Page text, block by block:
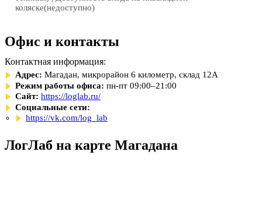
коляске(недоступно)
Офис и контакты
Контактная информация:
Адрес: Магадан, микрорайон 6 километр, склад 12А
Режим работы офиса: пн-пт 09:00–21:00
Сайт: https://loglab.ru/
Социальные сети:
https://vk.com/log_lab
ЛогЛаб на карте Магадана